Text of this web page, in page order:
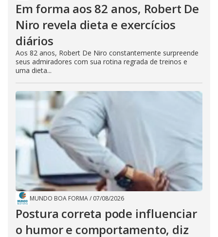
Em forma aos 82 anos, Robert De
Niro revela dieta e exercícios
diários
Aos 82 anos, Robert De Niro constantemente surpreende
seus admiradores com sua rotina regrada de treinos e
uma dieta...
MUNDO BOA FORMA/ 07/08/2026
Postura correta pode influenciar
o humor e comportamento, diz